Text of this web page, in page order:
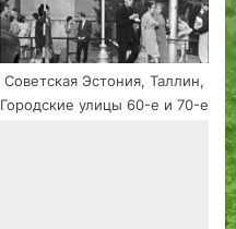
Советская Эстония, Таллин,
Городские улицы 60-е и 70-е